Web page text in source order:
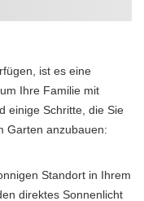
ist es eine
Ihre Familie mit
einige Schritte, die Sie
Garten anzubauen:
Standort in Ihrem
direktes Sonnenlicht